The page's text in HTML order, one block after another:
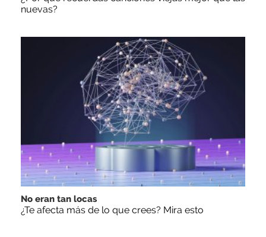
nuevas?
No eran tan locas
¿Te afecta más de lo que crees? Mira esto